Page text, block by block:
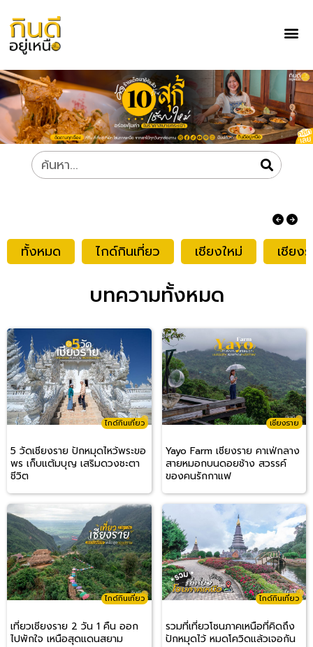
ทั้งหมด ไกด์กินเที่ยว เชียงใหม่ เชียง
บทความทั้งหมด
ไกด์กินเที่ยว
5 วัดเชียงราย ปักหมุดไหว้พระขอ
พร เก็บแต้มบุญ เสริมดวงชะตา
ชีวิต
เชียงราย
Yayo Farm เชียงราย คาเฟ่กลาง
สายหมอกบนดอยช้าง สวรรค์
ของคนรักกาแฟ
ไกด์กินเที่ยว
เที่ยวเชียงราย 2 วัน 1 คืน ออก
ไปพักใจ เหนือสุดแดนสยาม
ไกด์กินเที่ยว
รวมที่เที่ยวโซนภาคเหนือที่คิดถึง
ปักหมุดไว้ หมดโควิดแล้วเจอกัน